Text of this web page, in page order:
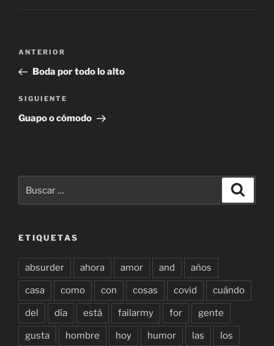
Navegación
entradas
Entrada
anterior:
ANTERIOR
Boda por todo lo alto
Siguiente
entrada
SIGUIENTE
Guapo o cómodo
ETIQUETAS
absurder ahora amor and años
casa como con cosas covid cuándo
del día está failarmy for gente
gusta hombre hoy humor las los